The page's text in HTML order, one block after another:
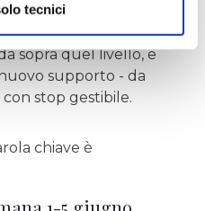
tecnici
a 1. La seconda: il
7,162€ in
sopra quel livello, e
supporto - da
stop gestibile.
chiave è